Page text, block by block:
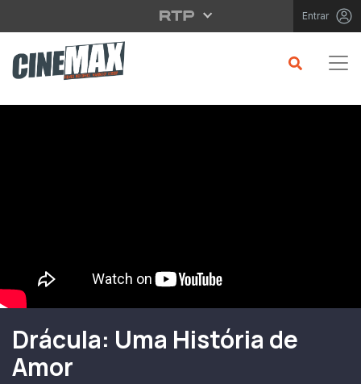
Saltar para o conteúdo principal Entrar
Filme em Cartaz
Drácula: Uma História de
Amor